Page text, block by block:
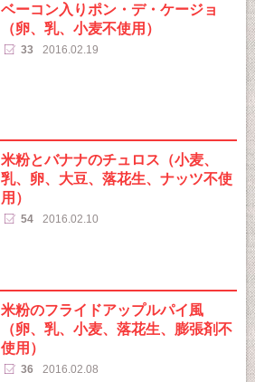
ベーコン入りポン・デ・ケージョ
（卵、乳、小麦不使用）
33 2016.02.19
米粉とバナナのチュロス（小麦、
乳、卵、大豆、落花生、ナッツ不使
用）
54 2016.02.10
米粉のフライドアップルパイ風
（卵、乳、小麦、落花生、膨張剤不
使用）
36 2016.02.08